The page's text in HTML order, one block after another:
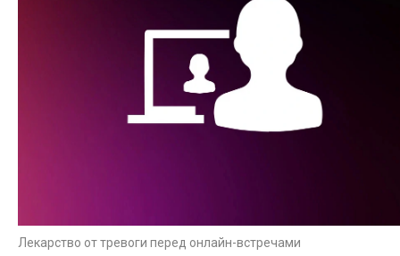
Лекарство от тревоги перед онлайн-встречами